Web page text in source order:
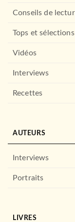
Conseils de
Tops et sélections
Vidéos
Interviews
Recettes
AUTEURS
Interviews
Portraits
LIVRES